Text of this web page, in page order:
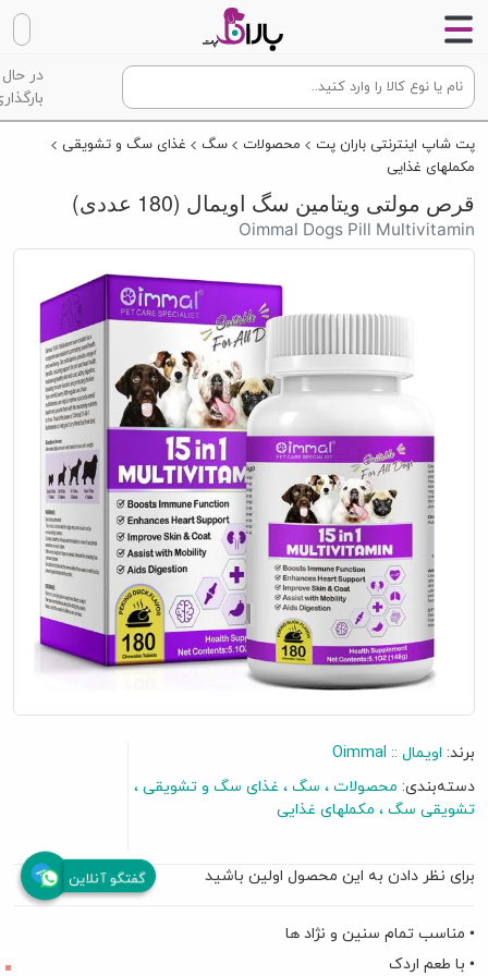
در حال
پت شاپ اینترنتی باران پت محصولات سگ
غذای سگ و تشویقی
مکملهای غذایی
قرص مولتی ویتامین سگ اویمال (180 عددی)
Oimmal Dogs Pill Multivitamin
برند: اویمال :: Oimmal
دسته‌بندی: محصولات سگ
غذای سگ و تشویقی
تشویقی سگ
مکملهای غذایی
برای نظر دادن به این محصول اولین باشید
• مناسب تمام سنین و نژاد ها
• با طعم اردک
گفتگو آنلاین